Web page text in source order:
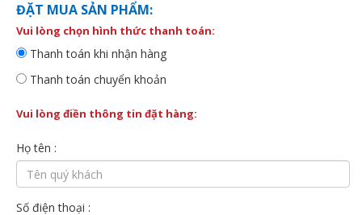
ĐẶT MUA SẢN PHẨM:
Vui lòng chọn hình thức thanh toán:
Thanh toán khi nhận hàng
Thanh toán chuyển khoản
Vui lòng điền thông tin đặt hàng:
Họ tên :
Số điện thoại :